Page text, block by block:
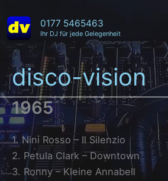
Inhalt
springen
0177 5465463
Ihr DJ für jede Gelegenheit
disco-vision
1965
1. Nini Rosso – Il Silenzio
2. Petula Clark – Downtown
3. Ronny – Kleine Annabell